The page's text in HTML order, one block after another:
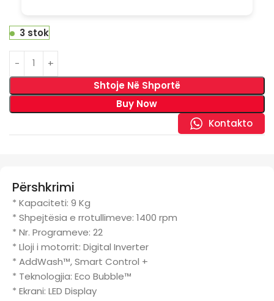
3 stok
Shtoje Në Shportë
Buy Now
Kontakto
Përshkrimi
* Kapaciteti: 9 Kg
* Shpejtësia e rrotullimeve: 1400 rpm
* Nr. Programeve: 22
* Lloji i motorrit: Digital Inverter
* AddWash™, Smart Control +
* Teknologjia: Eco Bubble™
* Ekrani: LED Display